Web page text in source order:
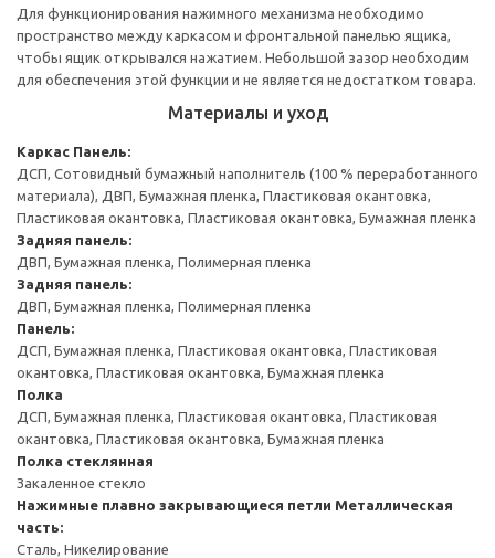
Для функционирования нажимного механизма необходимо
пространство между каркасом и фронтальной панелью ящика,
чтобы ящик открывался нажатием. Небольшой зазор необходим
для обеспечения этой функции и не является недостатком товара.
Материалы и уход
Каркас Панель:
ДСП, Сотовидный бумажный наполнитель (100 % переработанного
материала), ДВП, Бумажная пленка, Пластиковая окантовка,
Пластиковая окантовка, Пластиковая окантовка, Бумажная пленка
Задняя панель:
ДВП, Бумажная пленка, Полимерная пленка
Задняя панель:
ДВП, Бумажная пленка, Полимерная пленка
Панель:
ДСП, Бумажная пленка, Пластиковая окантовка, Пластиковая
окантовка, Пластиковая окантовка, Бумажная пленка
Полка
ДСП, Бумажная пленка, Пластиковая окантовка, Пластиковая
окантовка, Пластиковая окантовка, Бумажная пленка
Полка стеклянная
Закаленное стекло
Нажимные плавно закрывающиеся петли Металлическая
часть:
Сталь, Никелирование